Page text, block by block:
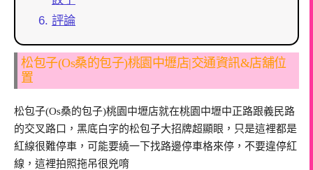
評論
松包子(Os桑的包子)桃園中壢店|交通資訊&店舖位
置
松包子(Os桑的包子)桃園中壢店就在桃園中壢中正路跟義民路
的交叉路口，黑底白字的松包子大招牌超顯眼，只是這裡都是
紅線很難停車，可能要繞一下找路邊停車格來停，不要違停紅
線，這裡拍照拖吊很兇唷